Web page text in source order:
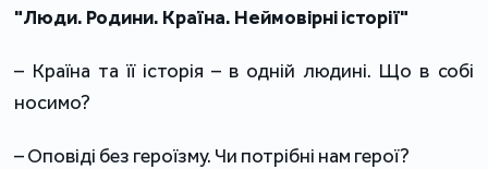
"Люди. Родини. Країна. Неймовірні історії"
– Країна та її історія – в одній людині. Що в собі
носимо?
– Оповіді без героїзму. Чи потрібні нам герої?